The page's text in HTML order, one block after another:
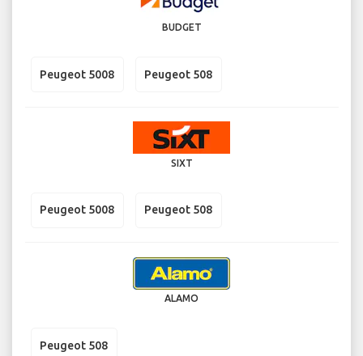
BUDGET
Peugeot 5008 Peugeot 508
SIXT
Peugeot 5008 Peugeot 508
ALAMO
Peugeot 508